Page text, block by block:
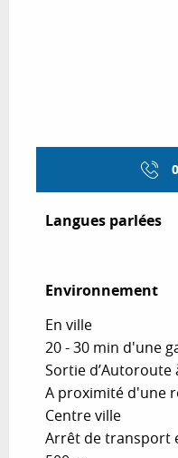
Langues parlées
Langues parlées
Environnement
Environnement
En ville
20 - 30 min d'une
Sortie d’Autoroute
A proximité d'une
Centre ville
Arrêt de transport